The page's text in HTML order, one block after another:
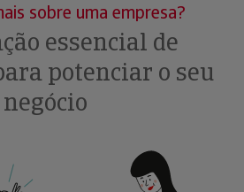
sobre uma empresa?
essencial de
potenciar o seu
negócio